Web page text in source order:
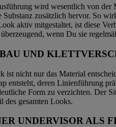
wird wesentlich von der
zusätzlich hervor. So
aktiv mitgestaltet, ist diese
wenn Du sie
UND
ist nicht nur das Material
entsteht, deren Linienführung
Form zu verzichten. Der
des gesamten Looks.
UNDERVISOR ALS